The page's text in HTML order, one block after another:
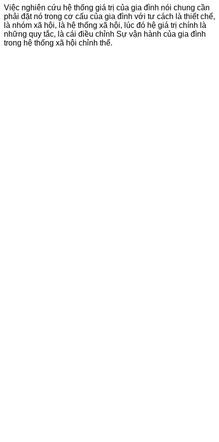
Việc nghiên cứu hệ thống giá trị của gia đình nói chung cần
phải đặt nó trong cơ cấu của gia đình với tư cách là thiết chế,
là nhóm xã hội, là hệ thống xã hội, lúc đó hệ giá trị chính là
những quy tắc, là cái điều chỉnh Sự vận hành của gia đình
trong hệ thống xã hội chỉnh thể.